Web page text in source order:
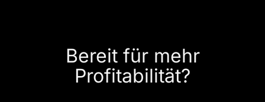
Bereit für mehr
Profitabilität?